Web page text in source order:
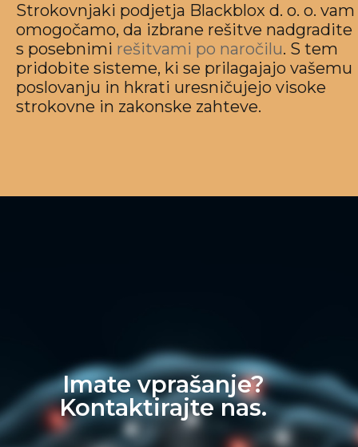
Strokovnjaki podjetja Blackblox d. o. o. vam
omogočamo, da izbrane rešitve nadgradite
s posebnimi rešitvami po naročilu. S tem
pridobite sisteme, ki se prilagajajo vašemu
poslovanju in hkrati uresničujejo visoke
strokovne in zakonske zahteve.
Imate vprašanje?
Kontaktirajte nas.